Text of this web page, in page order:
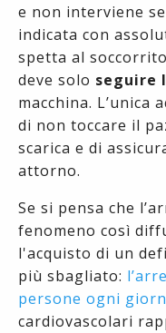
e non interviene
indicata con
spetta al
deve solo seguire
macchina. L’unica
di non toccare il
scarica e di
attorno.
Se si pensa che
fenomeno così
l'acquisto di un
più sbagliato:
persone ogni
cardiovascolari